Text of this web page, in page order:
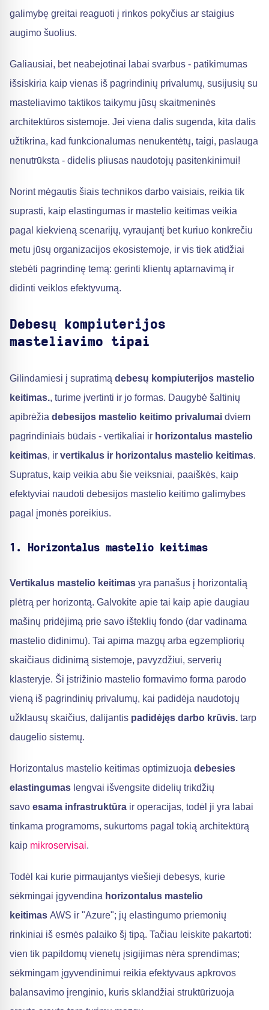
galimybę greitai reaguoti į rinkos pokyčius ar staigius
augimo šuolius.
Galiausiai, bet neabejotinai labai svarbus - patikimumas
išsiskiria kaip vienas iš pagrindinių privalumų, susijusių su
masteliavimo taktikos taikymu jūsų skaitmeninės
architektūros sistemoje. Jei viena dalis sugenda, kita dalis
užtikrina, kad funkcionalumas nenukentėtų, taigi, paslauga
nenutrūksta - didelis pliusas naudotojų pasitenkinimui!
Norint mėgautis šiais technikos darbo vaisiais, reikia tik
suprasti, kaip elastingumas ir mastelio keitimas veikia
pagal kiekvieną scenarijų, vyraujantį bet kuriuo konkrečiu
metu jūsų organizacijos ekosistemoje, ir vis tiek atidžiai
stebėti pagrindinę temą: gerinti klientų aptarnavimą ir
didinti veiklos efektyvumą.
Debesų kompiuterijos
masteliavimo tipai
Gilindamiesi į supratimą debesų kompiuterijos mastelio
keitimas., turime įvertinti ir jo formas. Daugybė šaltinių
apibrėžia debesijos mastelio keitimo privalumai dviem
pagrindiniais būdais - vertikaliai ir horizontalus mastelio
keitimas, ir vertikalus ir horizontalus mastelio keitimas.
Supratus, kaip veikia abu šie veiksniai, paaiškės, kaip
efektyviai naudoti debesijos mastelio keitimo galimybes
pagal įmonės poreikius.
1. Horizontalus mastelio keitimas
Vertikalus mastelio keitimas yra panašus į horizontalią
plėtrą per horizontą. Galvokite apie tai kaip apie daugiau
mašinų pridėjimą prie savo išteklių fondo (dar vadinama
mastelio didinimu). Tai apima mazgų arba egzempliorių
skaičiaus didinimą sistemoje, pavyzdžiui, serverių
klasteryje. Ši įstrižinio mastelio formavimo forma parodo
vieną iš pagrindinių privalumų, kai padidėja naudotojų
užklausų skaičius, dalijantis padidėjęs darbo krūvis. tarp
daugelio sistemų.
Horizontalus mastelio keitimas optimizuoja debesies
elastingumas lengvai išvengsite didelių trikdžių
savo esama infrastruktūra ir operacijas, todėl ji yra labai
tinkama programoms, sukurtoms pagal tokią architektūrą
kaip mikroservisai.
Todėl kai kurie pirmaujantys viešieji debesys, kurie
sėkmingai įgyvendina horizontalus mastelio
keitimas AWS ir "Azure"; jų elastingumo priemonių
rinkiniai iš esmės palaiko šį tipą. Tačiau leiskite pakartoti:
vien tik papildomų vienetų įsigijimas nėra sprendimas;
sėkmingam įgyvendinimui reikia efektyvaus apkrovos
balansavimo įrenginio, kuris sklandžiai struktūrizuoja